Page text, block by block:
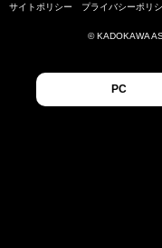
サイトポリシー プライバシーポリ
© KADOKAWA
PC